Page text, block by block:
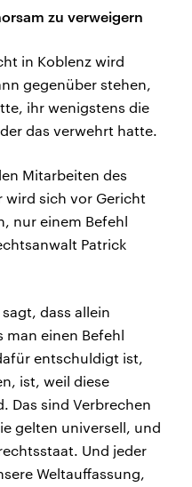
zu verweigern
in Koblenz wird
gegenüber stehen,
ihr wenigstens die
das verwehrt hatte.
Mitarbeiten des
wird sich vor Gericht
nur einem Befehl
Patrick
dass allein
man einen Befehl
entschuldigt ist,
ist, weil diese
Das sind Verbrechen
gelten universell, und
Und jeder
Weltauffassung,